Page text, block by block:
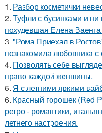
1. Разбор косметички
2. Туфли с бусинками и ни
похудевшая Елена
3. "Рома Приехал в
познакомила любовника с
4. Позволять себе
право каждой женщины.
5. Я с летними яркими
6. Красный горошек (Red
ретро - романтики,
летнего настроения.